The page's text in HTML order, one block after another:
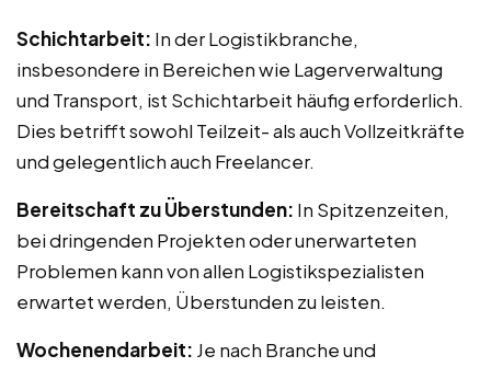
Schichtarbeit: In der Logistikbranche,
insbesondere in Bereichen wie Lagerverwaltung
und Transport, ist Schichtarbeit häufig erforderlich.
Dies betrifft sowohl Teilzeit- als auch Vollzeitkräfte
und gelegentlich auch Freelancer.
Bereitschaft zu Überstunden: In Spitzenzeiten,
bei dringenden Projekten oder unerwarteten
Problemen kann von allen Logistikspezialisten
erwartet werden, Überstunden zu leisten.
Wochenendarbeit: Je nach Branche und